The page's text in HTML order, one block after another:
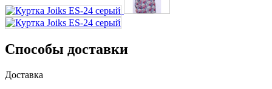
Способы доставки
Доставка